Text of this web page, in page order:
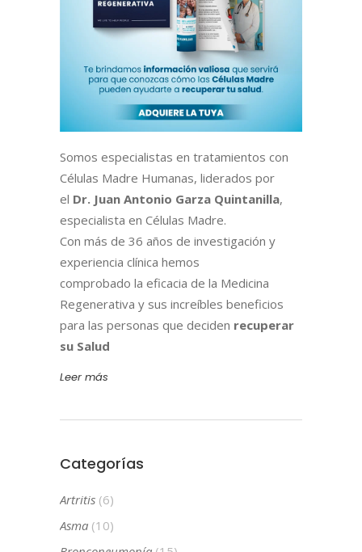
Somos especialistas en tratamientos con
Células Madre Humanas, liderados por
el Dr. Juan Antonio Garza Quintanilla,
especialista en Células Madre.
Con más de 36 años de investigación y
experiencia clínica hemos
comprobado la eficacia de la Medicina
Regenerativa y sus increíbles beneficios
para las personas que deciden recuperar
su Salud
Leer más
Categorías
Artritis (6)
Asma (10)